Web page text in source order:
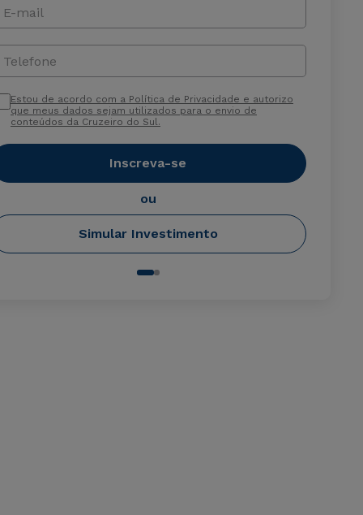
E-mail
Telefone
Estou de acordo com a Política de Privacidade e autorizo
que meus dados sejam utilizados para o envio de
conteúdos da Cruzeiro do Sul.
Inscreva-se
ou
Simular Investimento